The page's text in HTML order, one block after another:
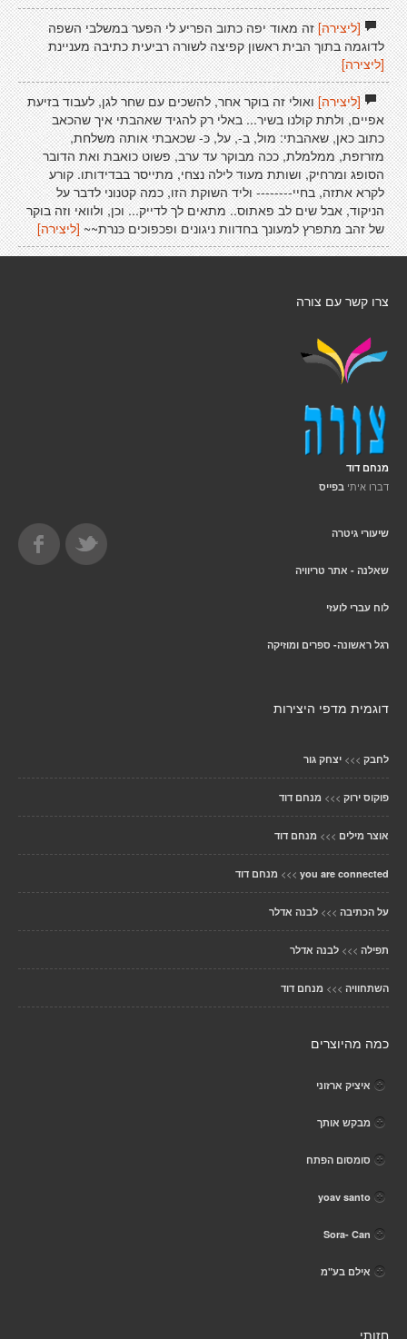
[ליצירה]זה מאוד יפה כתוב הפריע לי הפער במשלבי השפה
לדוגמה בתוך הבית ראשון קפיצה לשורה רביעית כתיבה מעניינת
[ליצירה]
[ליצירה]ואולי זה בוקר אחר, להשכים עם שחר לגן, לעבוד בזיעת
אפיים, ולתת קולנו בשיר... באלי רק להגיד שאהבתי איך שהכאב
כתוב כאן, שאהבתי: מול, ב-, על, כּ- שכאבתי אותה משלחת,
מזרזפת, ממלמלת, ככה מבוקר עד ערב, פשוט כואבת ואת הדובר
הסופג ומרחיק, ושותת מעוד לילה נצחי, מתייסר בבדידותו. קורע
לקרא אתזה, בחיי-------- וליד השוקת הזו, כמה קטנוני לדבר על
הניקוד, אבל שים לב פאתוס.. מתאים לך לדייק... וכן, ולוואי וזה בוקר
של זהב מתפרץ למעונך בחדוות ניגונים ופכפוכים כּנרת~~ [ליצירה]
צרו קשר עם צורה
מנחם דוד
דברו איתי בפייס
שיעורי גיטרה
שאלנה - אתר טריוויה
לוח עברי לועזי
רגל ראשונה- ספרים ומוזיקה
דוגמית מדפי היצירות
לחבק >>> יצחק גור
פוקוס ירוק >>> מנחם דוד
אוצר מילים >>> מנחם דוד
you are connected
>>> מנחם דוד
על הכתיבה >>> לבנה אדלר
תפילה >>> לבנה אדלר
השתחוויה >>> מנחם דוד
כמה מהיוצרים
איציק ארזוני
מבקש אותך
סומסום הפתח
yoav santo
Sora- Can
אילם בע"מ
חזותי